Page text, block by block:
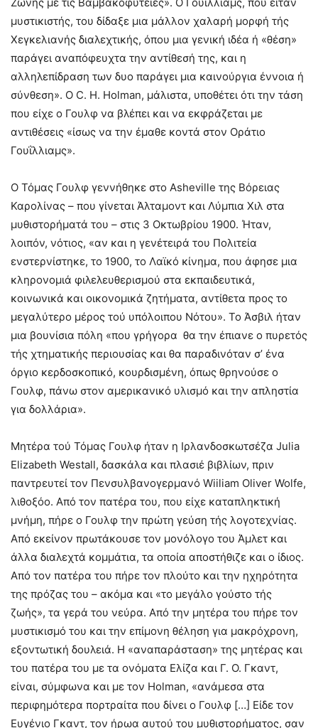
μυστικιστής, του δίδαξε μια μάλλον χαλαρή μορφή τής
Χεγκελιανής διαλεχτικής, όπου μια γενική ιδέα ή «θέση»
παράγει αναπόφευχτα την αντίθεσή της, και η
αλληλεπίδραση των δυο παράγει μια καινούργια έννοια ή
σύνθεση». Ο C. H. Holman, μάλιστα, υποθέτει ότι την τάση
που είχε ο Γουλφ να βλέπει και να εκφράζεται με
αντιθέσεις «ίσως να την έμαθε κοντά στον Οράτιο
Γουΐλλιαμς».
Ο Τόμας Γουλφ γεννήθηκε στο Asheville της Βόρειας
Καρολίνας – που γίνεται Άλταμοντ και Λύμπια Χιλ στα
μυθιστορήματά του – στις 3 Οκτωβρίου 1900. Ήταν,
λοιπόν, νότιος, «αν και η γενέτειρά του Πολιτεία
ενστερνίστηκε, το 1900, το Λαϊκό κίνημα, που άφησε μια
κληρονομιά φιλελευθερισμού στα εκπαιδευτικά,
κοινωνικά και οικονομικά ζητήματα, αντίθετα προς το
μεγαλύτερο μέρος τού υπόλοιπου Νότου». Το Άσβιλ ήταν
μια βουνίσια πόλη «που γρήγορα θα την έπιανε ο πυρετός
τής χτηματικής περιουσίας και θα παραδινόταν σ’ ένα
όργιο κερδοσκοπικό, κουρδισμένη, όπως θρηνούσε ο
Γουλφ, πάνω στον αμερικανικό υλισμό και την απληστία
για δολλάρια».
Μητέρα τού Τόμας Γουλφ ήταν η Ιρλανδοσκωτσέζα Julia
Elizabeth Westall, δασκάλα και πλασιέ βιβλίων, πριν
παντρευτεί τον Πενσυλβανογερμανό Wiiliam Oliver Wolfe,
λιθοξόο. Από τον πατέρα του, που είχε καταπληκτική
μνήμη, πήρε ο Γουλφ την πρώτη γεύση τής λογοτεχνίας.
Από εκείνον πρωτάκουσε τον μονόλογο του Άμλετ και
άλλα διαλεχτά κομμάτια, τα οποία αποστήθιζε και ο ίδιος.
Από τον πατέρα του πήρε τον πλούτο και την ηχηρότητα
της πρόζας του – ακόμα και «το μεγάλο γούστο τής
ζωής», τα γερά του νεύρα. Από την μητέρα του πήρε τον
μυστικισμό του και την επίμονη θέληση για μακρόχρονη,
εξοντωτική δουλειά. Η «αναπαράσταση» της μητέρας και
του πατέρα του με τα ονόματα Ελίζα και Γ. Ο. Γκαντ,
είναι, σύμφωνα και με τον Holman, «ανάμεσα στα
περιφημότερα πορτραίτα που δίνει ο Γουλφ […] Είδε τον
Ευγένιο Γκαντ, τον ήρωα αυτού του μυθιστορήματος, σαν